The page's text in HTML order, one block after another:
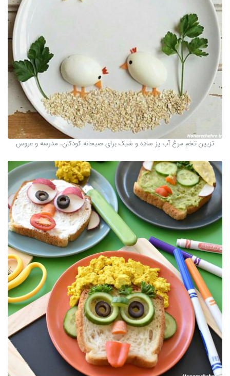
تزیین تخم مرغ آب پز ساده و شیک برای صبحانه کودکان، مدرسه و عروس